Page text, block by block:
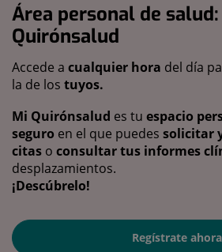
Área personal de
Quirónsalud
Accede a cualquier hora del día
la de los tuyos.
Mi Quirónsalud es tu espacio
seguro en el que puedes solicitar
citas o consultar tus informes
desplazamientos.
¡Descúbrelo!
Regístrate ahora